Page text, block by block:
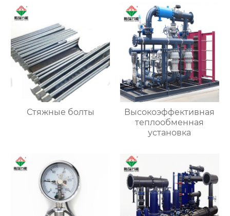
Стяжные болты
Высокоэффективная
теплообменная
установка